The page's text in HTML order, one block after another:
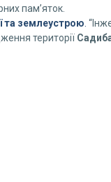
пам’яток.
та землеустрою
території